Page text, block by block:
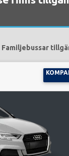
Familjebussar